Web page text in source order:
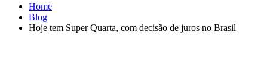
Home
Blog
Hoje tem Super Quarta, com decisão de juros no Brasil